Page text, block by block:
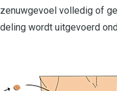
volledig of
wordt uitgevoerd